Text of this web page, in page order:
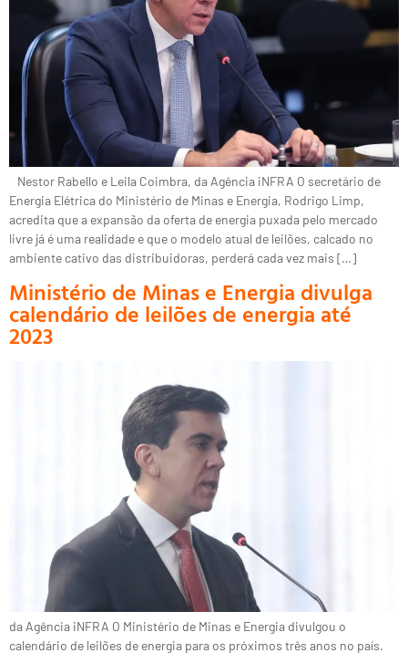
Nestor Rabello e Leila Coimbra, da Agência iNFRA O secretário de
Energia Elétrica do Ministério de Minas e Energia, Rodrigo Limp,
acredita que a expansão da oferta de energia puxada pelo mercado
livre já é uma realidade e que o modelo atual de leilões, calcado no
ambiente cativo das distribuidoras, perderá cada vez mais […]
Ministério de Minas e Energia divulga
calendário de leilões de energia até
2023
da Agência iNFRA O Ministério de Minas e Energia divulgou o
calendário de leilões de energia para os próximos três anos no país.